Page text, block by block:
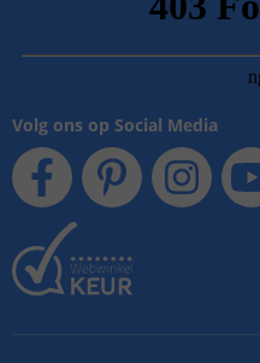
Volg ons op Social Media